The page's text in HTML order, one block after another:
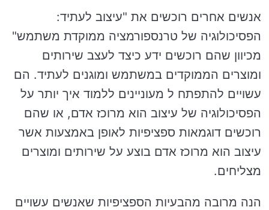
אנשים אחרים רוכשים את "עיצוב לעתיד:
הפסיכולוגיה של טרנספורמציה ממוקדת משתמש"
מכיוון שהם רוכשים ידע כיצד לעצב שירותים
ומוצרים הממוקדים במשתמש ומוגנים לעתיד. הם
עשויים להתפתח ל מעוניינים ללמוד איך יותר על
הפסיכולוגיה של עיצוב הוא מרוכז אדם, או שהם
רוכשים דוגמאות ספציפיות לאופן באמצעות אשר
עיצוב הוא מרוכז אדם בוצע על שירותים ומוצרים
מצליחים.
הנה מרובה מהבעיות הספציפיות שאנשים עשויים